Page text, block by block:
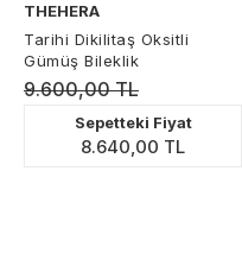
THEHERA
Tarihi Dikilitaş Oksitli
Gümüş Bileklik
9.600,00 TL
Sepetteki Fiyat
8.640,00 TL